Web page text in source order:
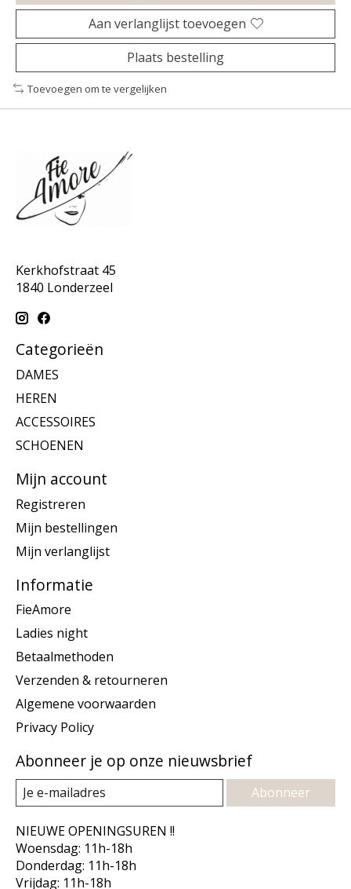
Aan verlanglijst toevoegen
Plaats bestelling
Toevoegen om te vergelijken
Kerkhofstraat 45
1840 Londerzeel
Categorieën
DAMES
HEREN
ACCESSOIRES
SCHOENEN
Mijn account
Registreren
Mijn bestellingen
Mijn verlanglijst
Informatie
FieAmore
Ladies night
Betaalmethoden
Verzenden & retourneren
Algemene voorwaarden
Privacy Policy
Abonneer je op onze nieuwsbrief
Abonneer
NIEUWE OPENINGSUREN !!
Woensdag: 11h-18h
Donderdag: 11h-18h
Vrijdag: 11h-18h